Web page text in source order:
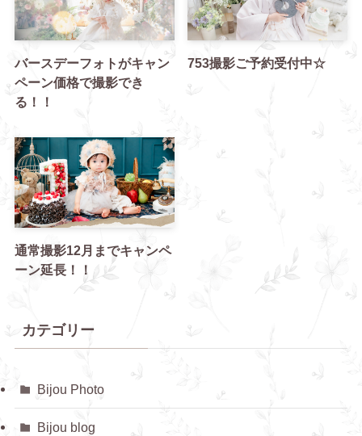
バースデーフォトがキャン
ペーン価格で撮影でき
る！！
753撮影ご予約受付中☆
通常撮影12月までキャンペ
ーン延長！！
カテゴリー
Bijou Photo
Bijou blog